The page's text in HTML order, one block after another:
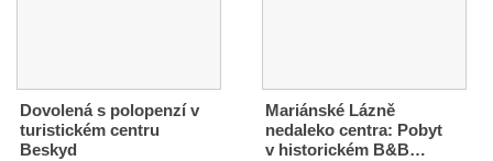
Dovolená s polopenzí v
turistickém centru
Beskyd
Mariánské Lázně
nedaleko centra: Pobyt
v historickém B&B…